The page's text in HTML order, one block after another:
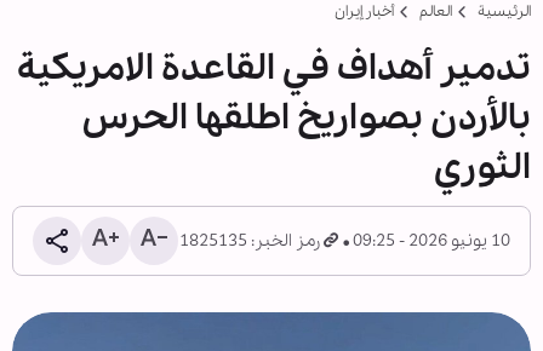
الرئيسية العالم أخبار إيران
تدمير أهداف في القاعدة الامريكية
بالأردن بصواريخ اطلقها الحرس
الثوري
10 يونيو 2026 - 09:25 رمز الخبر: 1825135